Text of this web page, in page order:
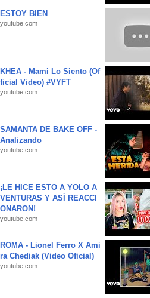
ESTOY BIEN
youtube.com
KHEA - Mami Lo Siento (Of
ficial Video) #VYFT
youtube.com
SAMANTA DE BAKE OFF -
Analizando
youtube.com
¡LE HICE ESTO A YOLO A
VENTURAS Y ASÍ REACCI
ONARON!
youtube.com
ROMA - Lionel Ferro X Ami
ra Chediak (Video Oficial)
youtube.com